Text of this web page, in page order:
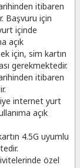
itibaren
Başvuru için
içinde
açık
için, sim kartın
gerekmektedir.
itibaren
internet yurt
açık
4.5G uyumlu
özel